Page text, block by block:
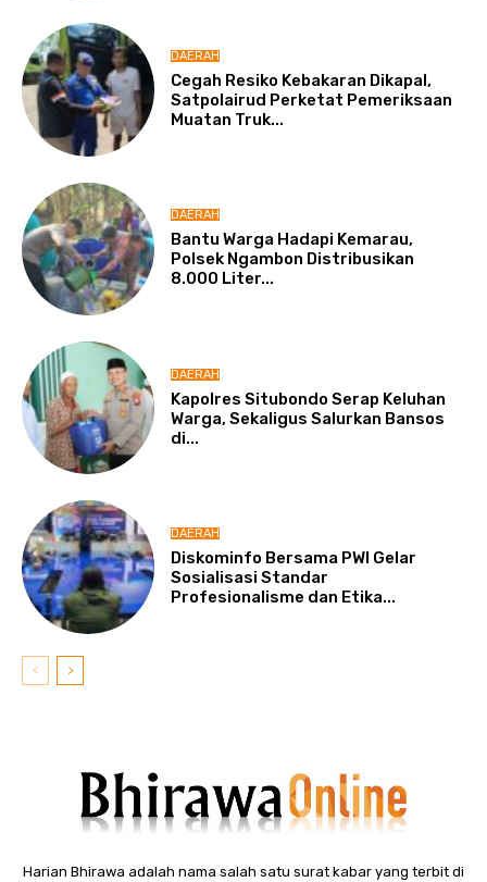
DAERAH
Cegah Resiko Kebakaran Dikapal,
Satpolairud Perketat Pemeriksaan
Muatan Truk...
DAERAH
Bantu Warga Hadapi Kemarau,
Polsek Ngambon Distribusikan
8.000 Liter...
DAERAH
Kapolres Situbondo Serap Keluhan
Warga, Sekaligus Salurkan Bansos
di...
DAERAH
Diskominfo Bersama PWI Gelar
Sosialisasi Standar
Profesionalisme dan Etika...
Harian Bhirawa adalah nama salah satu surat kabar yang terbit di